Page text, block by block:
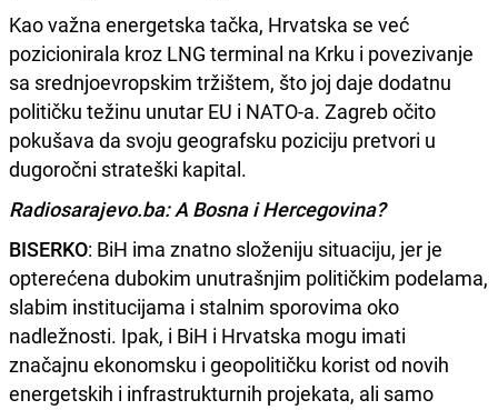
Kao važna energetska tačka, Hrvatska se već
pozicionirala kroz LNG terminal na Krku i povezivanje
sa srednjoevropskim tržištem, što joj daje dodatnu
političku težinu unutar EU i NATO-a. Zagreb očito
pokušava da svoju geografsku poziciju pretvori u
dugoročni strateški kapital.
Radiosarajevo.ba: A Bosna i Hercegovina?
BISERKO: BiH ima znatno složeniju situaciju, jer je
opterećena dubokim unutrašnjim političkim podelama,
slabim institucijama i stalnim sporovima oko
nadležnosti. Ipak, i BiH i Hrvatska mogu imati
značajnu ekonomsku i geopolitičku korist od novih
energetskih i infrastrukturnih projekata, ali samo